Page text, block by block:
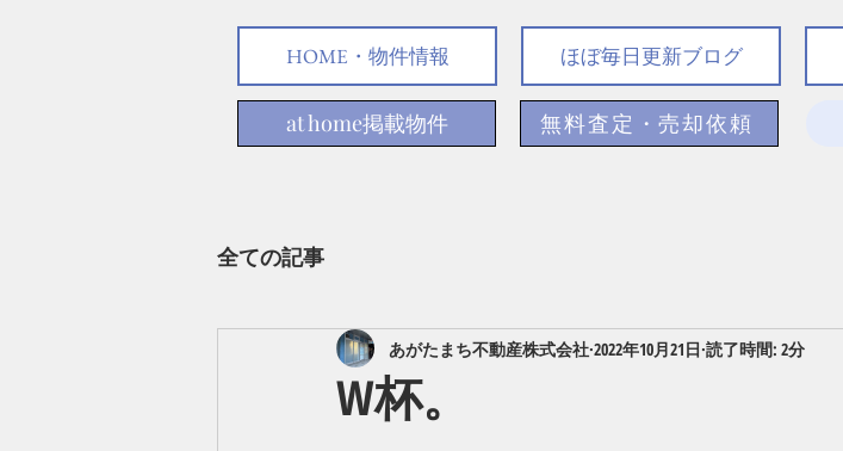
HOME・物件情報 ほぼ毎日更新ブログ
at home掲載物件 無料査定・売却依頼
全ての記事
W杯。
あがたまち不動産株式会社 2022年10月21日 読了時間: 2分